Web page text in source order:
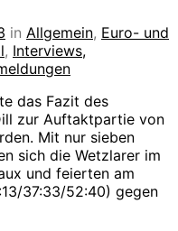
in Allgemein, Euro- und
, Interviews,
das Fazit des
zur Auftaktpartie von
Mit nur sieben
sich die Wetzlarer im
und feierten am
37:33/52:40) gegen